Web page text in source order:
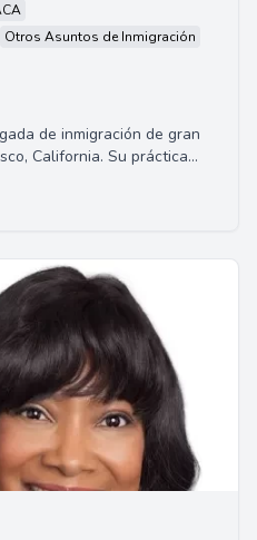
Otros Asuntos de Inmigración
de inmigración de gran
California. Su práctica